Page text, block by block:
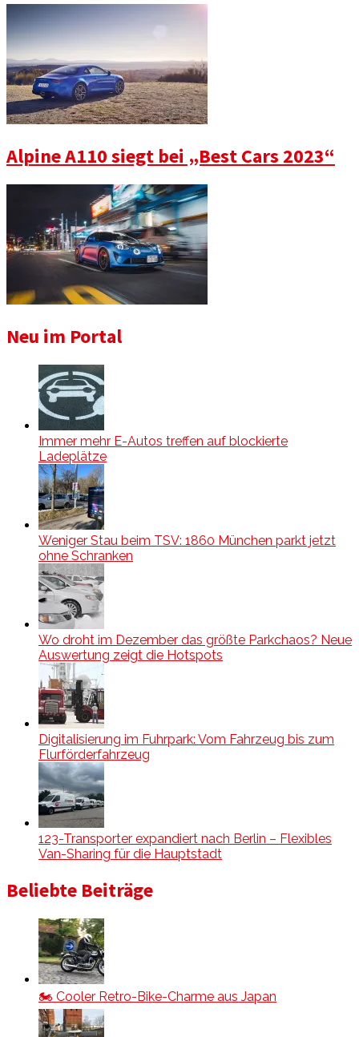
Alpine A110 siegt bei „Best Cars 2023“
Neu im Portal
Immer mehr E-Autos treffen auf blockierte
Ladeplätze
Weniger Stau beim TSV: 1860 München parkt jetzt
ohne Schranken
Wo droht im Dezember das größte Parkchaos? Neue
Auswertung zeigt die Hotspots
Digitalisierung im Fuhrpark: Vom Fahrzeug bis zum
Flurförderfahrzeug
123-Transporter expandiert nach Berlin – Flexibles
Van-Sharing für die Hauptstadt
Beliebte Beiträge
🏍️ Cooler Retro-Bike-Charme aus Japan